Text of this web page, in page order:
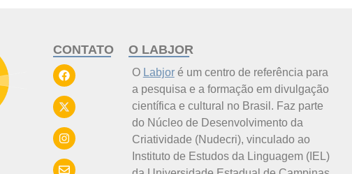
CONTATO O LABJOR
O Labjoré um centro de referência para
a pesquisa e a formação em divulgação
científica e cultural no Brasil. Faz parte
do Núcleo de Desenvolvimento da
Criatividade (Nudecri), vinculado ao
Instituto de Estudos da Linguagem (IEL)